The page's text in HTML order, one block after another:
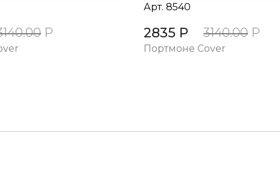
Р
Арт. 8540
2835 Р 3140.00 Р
Портмоне Cover